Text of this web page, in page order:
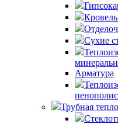
Сухие
Арматура
Трубная